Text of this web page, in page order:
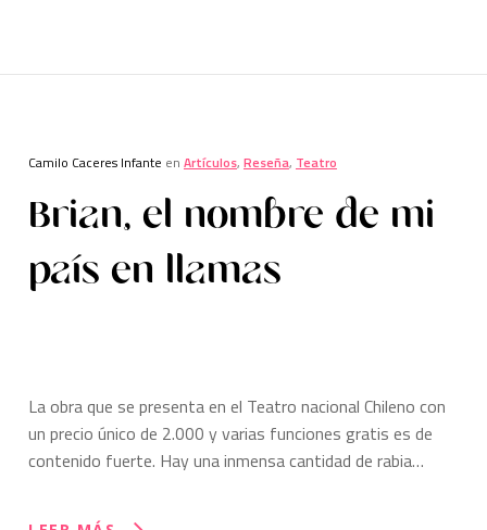
Camilo Caceres Infante en Artículos, Reseña, Teatro
Brian, el nombre de mi
país en llamas
La obra que se presenta en el Teatro nacional Chileno con
un precio único de 2.000 y varias funciones gratis es de
contenido fuerte. Hay una inmensa cantidad de rabia…